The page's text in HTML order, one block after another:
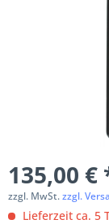
135,00 €
zzgl. MwSt.zzgl.
Lieferzeit ca. 5